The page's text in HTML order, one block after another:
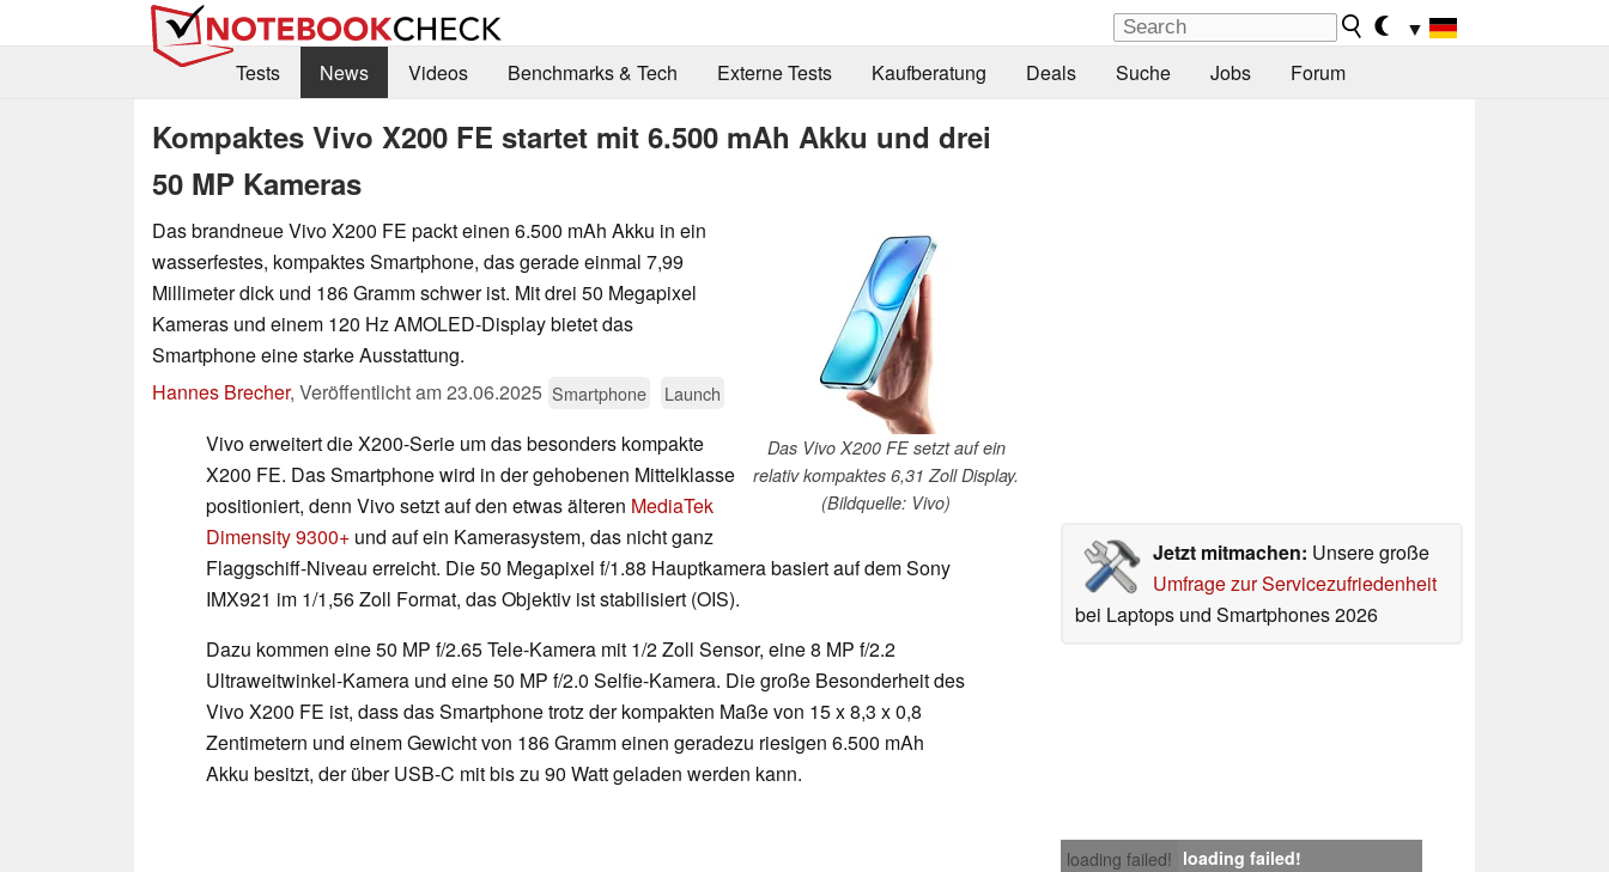
▼
Tests
News Videos Benchmarks & Tech Externe Tests Kaufberatung Deals Suche Jobs Forum
Kompaktes Vivo X200 FE startet mit 6.500 mAh Akku und drei
50 MP Kameras
Das Vivo X200 FE setzt auf ein
relativ kompaktes 6,31 Zoll Display.
(Bildquelle: Vivo)
Das brandneue Vivo X200 FE packt einen 6.500 mAh Akku in ein
wasserfestes, kompaktes Smartphone, das gerade einmal 7,99
Millimeter dick und 186 Gramm schwer ist. Mit drei 50 Megapixel
Kameras und einem 120 Hz AMOLED-Display bietet das
Smartphone eine starke Ausstattung.
Hannes Brecher, Veröffentlicht am23.06.2025 Smartphone Launch
Jetzt mitmachen: Unsere große
Umfrage zur Servicezufriedenheit
bei Laptops und Smartphones 2026
Vivo erweitert die X200-Serie um das besonders kompakte
X200 FE. Das Smartphone wird in der gehobenen Mittelklasse
positioniert, denn Vivo setzt auf den etwas älteren MediaTek
Dimensity 9300+ und auf ein Kamerasystem, das nicht ganz
Flaggschiff-Niveau erreicht. Die 50 Megapixel f/1.88 Hauptkamera basiert auf dem Sony
IMX921 im 1/1,56 Zoll Format, das Objektiv ist stabilisiert (OIS).
Dazu kommen eine 50 MP f/2.65 Tele-Kamera mit 1/2 Zoll Sensor, eine 8 MP f/2.2
Ultraweitwinkel-Kamera und eine 50 MP f/2.0 Selfie-Kamera. Die große Besonderheit des
Vivo X200 FE ist, dass das Smartphone trotz der kompakten Maße von 15 x 8,3 x 0,8
Zentimetern und einem Gewicht von 186 Gramm einen geradezu riesigen 6.500 mAh
Akku besitzt, der über USB-C mit bis zu 90 Watt geladen werden kann.
loading failed! loading failed!